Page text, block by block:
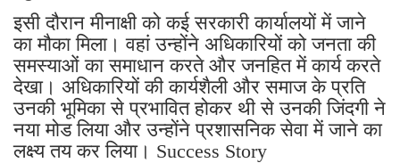
इसी दौरान मीनाक्षी को कई सरकारी कार्यालयों में जाने
का मौका मिला। वहां उन्होंने अधिकारियों को जनता की
समस्याओं का समाधान करते और जनहित में कार्य करते
देखा। अधिकारियों की कार्यशैली और समाज के प्रति
उनकी भूमिका से प्रभावित होकर थी से उनकी जिंदगी ने
नया मोड लिया और उन्होंने प्रशासनिक सेवा में जाने का
लक्ष्य तय कर लिया। Success Story